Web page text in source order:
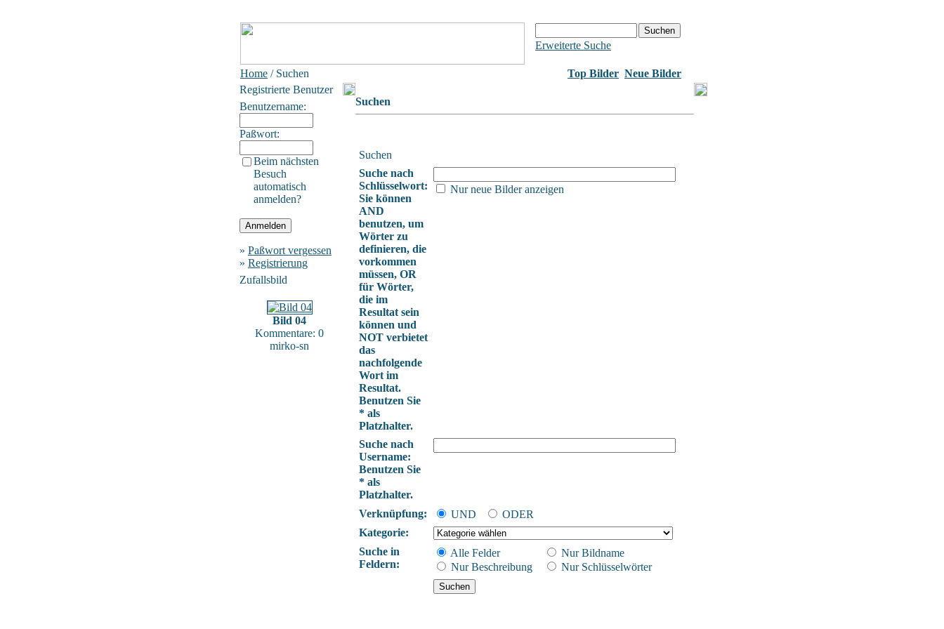
Erweiterte Suche
Home / Suchen Top Bilder Neue Bilder
Registrierte Benutzer
Benutzername:
Paßwort:
Beim nächsten
Besuch
automatisch
anmelden?
» Paßwort vergessen
» Registrierung
Zufallsbild
Bild 04
Kommentare: 0
mirko-sn
Suchen
Suchen
Suche nach
Schlüsselwort:
Sie können
AND
benutzen, um
Wörter zu
definieren, die
vorkommen
müssen, OR
für Wörter,
die im
Resultat sein
können und
NOT verbietet
das
nachfolgende
Wort im
Resultat.
Benutzen Sie
* als
Platzhalter.
Nur neue Bilder anzeigen
Suche nach
Username:
Benutzen Sie
* als
Platzhalter.
Verknüpfung:
UND
ODER
Kategorie:
Suche in
Feldern:
Alle Felder
Nur Bildname
Nur Beschreibung
Nur Schlüsselwörter